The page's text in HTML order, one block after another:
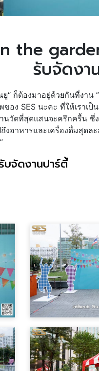
the
รับจัดงา
“ ก็ต้องมาอยู่ด้วยกันที่งา
อง SES นะคะ ที่ให้เรา
นวัดที่สุดแสนจะครึกครื้น
อาหารและเครื่องดื่มสุด
บจัดงานปาร์ตี้